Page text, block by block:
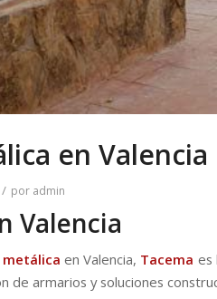
en Valencia
/ por admin
Valencia
en Valencia, Tacema es
de armarios y soluciones